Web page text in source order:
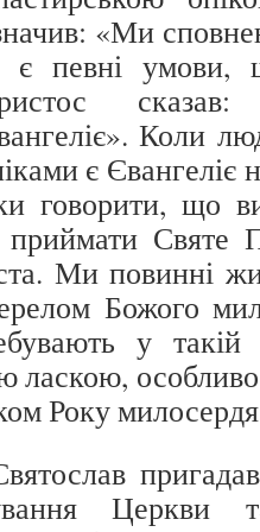
«Ми
є певні умови,
сказав:
Коли
є Євангеліє
говорити, що
Святе
Ми повинні
Божого
у такій
ласкою,
Року
Церкви